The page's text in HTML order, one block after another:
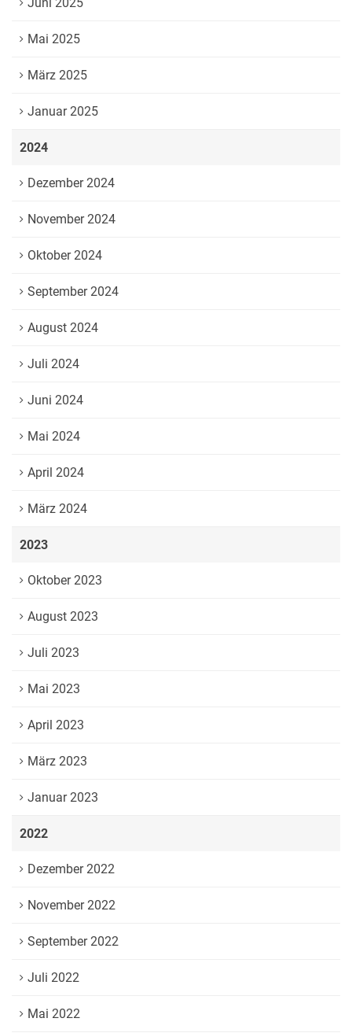
Mai 2025
März 2025
Januar 2025
2024
Dezember 2024
November 2024
Oktober 2024
September 2024
August 2024
Juli 2024
Juni 2024
Mai 2024
April 2024
März 2024
2023
Oktober 2023
August 2023
Juli 2023
Mai 2023
April 2023
März 2023
Januar 2023
2022
Dezember 2022
November 2022
September 2022
Juli 2022
Mai 2022